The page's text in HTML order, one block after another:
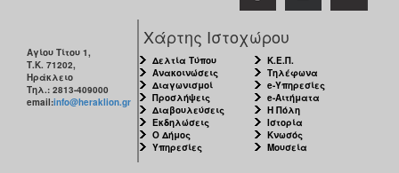
Αγίου Τίτου 1,
Τ.Κ. 71202,
Ηράκλειο
Τηλ.: 2813-409000
email:info@heraklion.gr
Χάρτης Ιστοχώρου
Δελτία Τύπου
Ανακοινώσεις
Διαγωνισμοί
Προσλήψεις
Διαβουλεύσεις
Εκδηλώσεις
Ο Δήμος
Υπηρεσίες
Κ.Ε.Π.
Τηλέφωνα
e-Υπηρεσίες
e-Αιτήματα
Η Πόλη
Ιστορία
Κνωσός
Μουσεία